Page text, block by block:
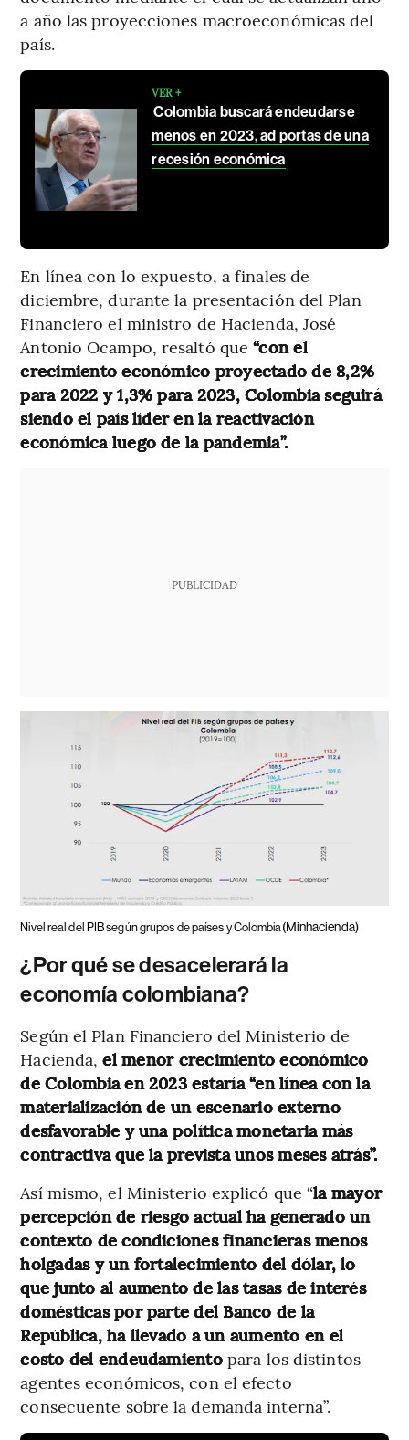
a año las proyecciones macroeconómicas del
país.
VER +
Colombia buscará endeudarse
menos en 2023, ad portas de una
recesión económica
En línea con lo expuesto, a finales de
diciembre, durante la presentación del Plan
Financiero el ministro de Hacienda, José
Antonio Ocampo, resaltó que“con el
crecimiento económico proyectado de 8,2%
para 2022 y 1,3% para 2023, Colombia seguirá
siendo el país líder en la reactivación
económica luego de la pandemia”.
PUBLICIDAD
Nivel real del PIB según grupos de países y Colombia (Minhacienda)
¿Por qué se desacelerará la
economía colombiana?
Según el Plan Financiero del Ministerio de
Hacienda,el menor crecimiento económico
de Colombia en 2023 estaría “en línea con la
materialización de un escenario externo
desfavorable y una política monetaria más
contractiva que la prevista unos meses atrás”.
Así mismo, el Ministerio explicó que “la mayor
percepción de riesgo actual ha generado un
contexto de condiciones financieras menos
holgadas y un fortalecimiento del dólar, lo
que junto al aumento de las tasas de interés
domésticas por parte del Banco de la
República, ha llevado a un aumento en el
costo del endeudamientopara los distintos
agentes económicos, con el efecto
consecuente sobre la demanda interna”.